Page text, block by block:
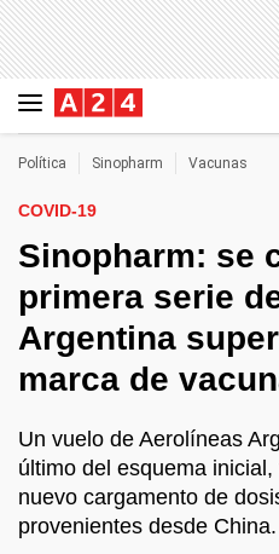
Política Sinopharm Vacunas
COVID-19
Sinopharm: se
primera serie
Argentina
marca de
Un vuelo de Aerolíneas
último del esquema
nuevo cargamento de
provenientes desde China.